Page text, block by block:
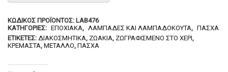
ΚΩΔΙΚΌΣ ΠΡΟΪΌΝΤΟΣ: LAB476
ΚΑΤΗΓΟΡΊΕΣ: ΕΠΟΧΙΑΚΆ, ΛΑΜΠΆΔΕΣ ΚΑΙ ΛΑΜΠΑΔΌΚΟΥΤΑ, ΠΆΣΧΑ
ΕΤΙΚΈΤΕΣ: ΔΙΑΚΟΣΜΗΤΙΚΆ, ΖΩΆΚΙΑ, ΖΩΓΡΑΦΙΣΜΈΝΟ ΣΤΟ ΧΈΡΙ,
ΚΡΕΜΑΣΤΆ, ΜΈΤΑΛΛΟ, ΠΆΣΧΑ